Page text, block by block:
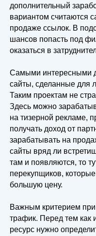
дополнительный
вариантом считаются
продаже ссылок. В
шансов попасть под
оказаться в
Самыми интересными
сайты, сделанные для
Таким проектам не
Здесь можно
на тизерной рекламе,
получать доход от
зарабатывать на
сайты вряд ли
там и появляются, то
перекупщиков,
большую цену.
Важным критерием при
трафик. Перед тем как
ресурс нужно
+7 (981)
Основные сведения об
организации
Публичный
Политика об обработке
Согласие на обработку
Получение
Учебная